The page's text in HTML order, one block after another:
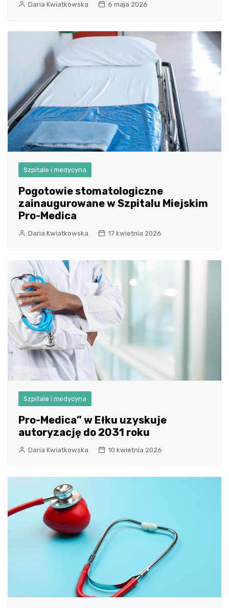
Daria Kwiatkowska 6 maja 2026
Szpitale i medycyna
Pogotowie stomatologiczne
zainaugurowane w Szpitalu Miejskim
Pro-Medica
Daria Kwiatkowska 17 kwietnia 2026
Szpitale i medycyna
Pro-Medica” w Ełku uzyskuje
autoryzację do 2031 roku
Daria Kwiatkowska 10 kwietnia 2026